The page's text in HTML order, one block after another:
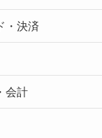
・決済
会計